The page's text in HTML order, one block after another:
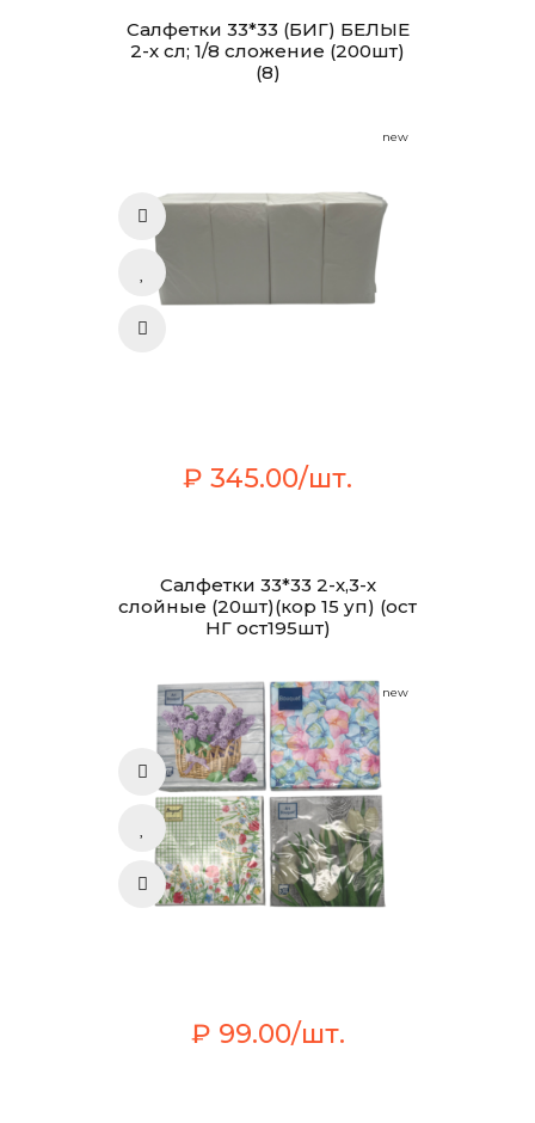
Салфетки 33*33 (БИГ) БЕЛЫЕ
2-х сл; 1/8 сложение (200шт)
(8)
new
₽ 345.00/шт.
Салфетки 33*33 2-х,3-х
слойные (20шт)(кор 15 уп) (ост
НГ ост195шт)
new
₽ 99.00/шт.